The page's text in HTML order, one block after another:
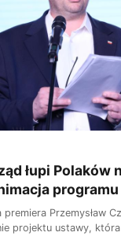
łupi Polaków
programu
premiera Przemysław
projektu ustawy,